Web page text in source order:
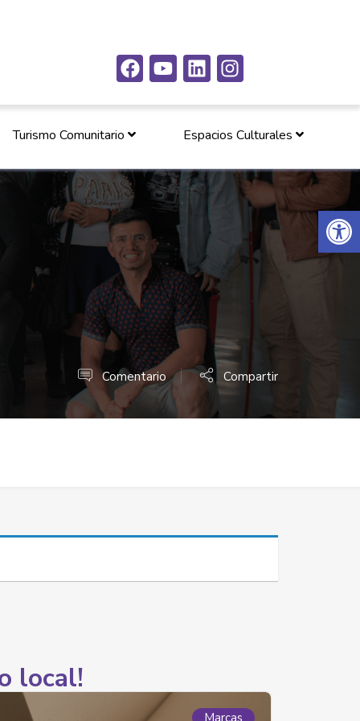
Abrir
Turismo Comunitario Espacios Culturales
Comentario Compartir
local!
Marcas